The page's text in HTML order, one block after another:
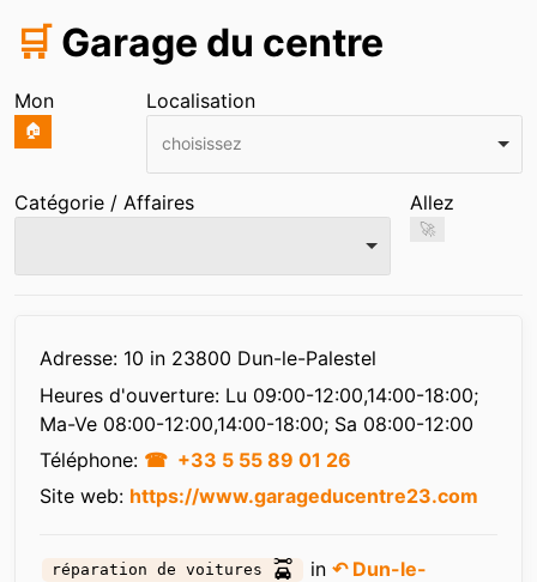
🛒 Garage du centre
Mon
🏠
Localisation
choisissez
Catégorie / Affaires Allez
🚀
Adresse: 10 in 23800 Dun-le-Palestel
Heures d'ouverture: Lu 09:00-12:00,14:00-18:00;
Ma-Ve 08:00-12:00,14:00-18:00; Sa 08:00-12:00
Téléphone:
+33 5 55 89 01 26
Site web: https://www.garageducentre23.com
réparation de voitures in↶ Dun-le-